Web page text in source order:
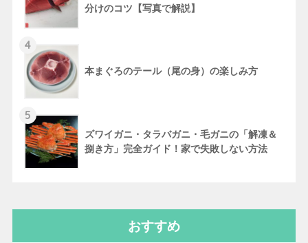
分けのコツ【写真で解説】
4
本まぐろのテール（尾の身）の楽しみ方
5
ズワイガニ・タラバガニ・毛ガニの「解凍＆
捌き方」完全ガイド！家で失敗しない方法
おすすめ